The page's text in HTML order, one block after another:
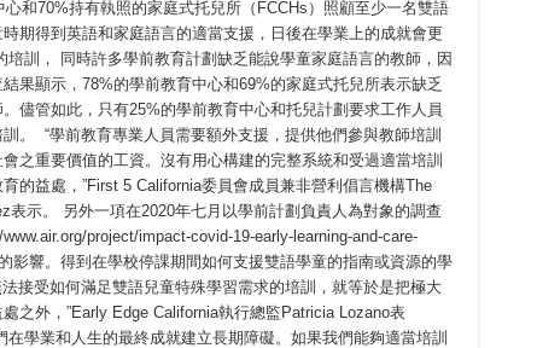
和70%持有執照的家庭式托兒所（FCCHs）照顧至少一名雙語
期得到英語和家庭語言的適當支援，日後在學業上的成就會更
訓， 同時許多學前教育計劃缺乏能說學童家庭語言的教師，因
果顯示，78%的學前教育中心和69%的家庭式托兒所表示缺乏
儘管如此，只有25%的學前教育中心和托兒計劃要求工作人員
。 “學前教育專業人員需要額外支援，提供他們參與教師培訓
之重要價值的工資。沒有用心構建的完整系統和受過適當培訓
的益處，”First 5 California委員會成員兼非營利倡言機構The
表示。 另外一項在2020年七月以學前計劃負責人為對象的調查
project/impact-covid-19-early-learning-and-care-
影響。得到在學校停課期間如何支援雙語學童的指南或資源的學
接受如何滿足雙語兒童特殊學習需求的培訓，就等於是把極大
之外，”Early Edge California執行總監Patricia Lozano表
學業和人生的最終成就建立長期障礙。如果我們能夠適當培訓